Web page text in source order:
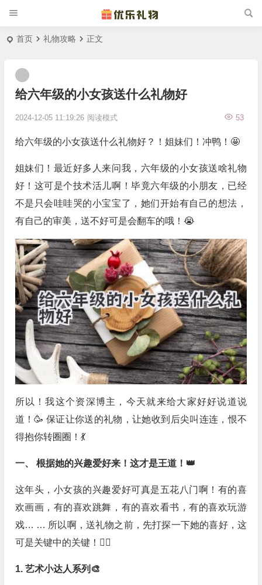
首页 礼物攻略 正文
给六年级的小女孩送什么礼物好
2024-12-05 11:19:26 53
阅读模式
给六年级的小女孩送什么礼物好？！姐妹们！冲鸭！🤩
姐妹们！最近好多人来问我，六年级的小女孩送啥礼物
好！这可是个技术活儿啊！毕竟六年级的小朋友，已经
不是只会哇哇哭的小宝宝了，她们开始有自己的想法，
有自己的审美，送不好可是会翻车的哦！😭
所以！我这个资深博主，今天就来给大家好好说道说
道！🥳 保证让你送的礼物，让她收到后尖叫连连，恨不
得抱你转圈圈！💃
一、 根据她的兴趣爱好来！这才是王道！👑
这年头，小女孩的兴趣爱好可真是五花八门啊！有的喜
欢画画，有的喜欢跳舞，有的喜欢看书，有的喜欢玩游
戏… … 所以啊，送礼物之前，先打探一下她的喜好，这
可是关键中的关键！🕵️‍♀️
1. 艺术小达人系列🎨